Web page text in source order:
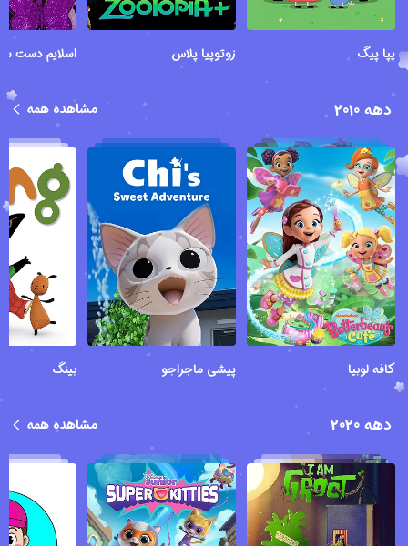
پپا پیگ زوتوپیا پلاس اسلایم دست
دهه 2010 مشاهده همه
کافه لوبیا پیشی ماجراجو بینگ
دهه 2020 مشاهده همه